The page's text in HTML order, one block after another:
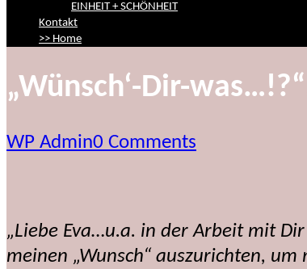
EINHEIT + SCHÖNHEIT
Kontakt
>> Home
„Wünsch‘-Dir-
WP Admin0 Comments
„Liebe Eva…u.a. in der Arbeit mit
meinen „Wunsch“ auszurichten,